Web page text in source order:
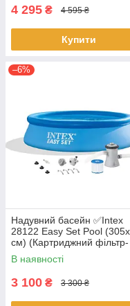
4 295 ₴ 4 595 ₴
Купити
–6%
Надувний басейн ✅️Intex
28122 Easy Set Pool
см) (Картриджний фільтр-
насос 1250 л/год)
В наявності
3 100 ₴ 3 300 ₴